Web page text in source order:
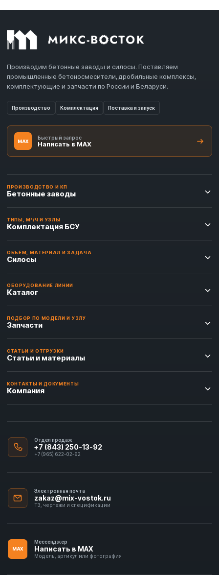
Производим бетонные заводы и силосы. Поставляем
промышленные бетоносмесители, дробильные комплексы,
комплектующие и запчасти по России и Беларуси.
Производство Комплектация Поставка и запуск
MAX
Быстрый запрос
Написать в MAX
ПРОИЗВОДСТВО И КП
Бетонные заводы
ТИПЫ, М³/Ч И УЗЛЫ
Комплектация БСУ
ОБЪЁМ, МАТЕРИАЛ И ЗАДАЧА
Силосы
ОБОРУДОВАНИЕ ЛИНИИ
Каталог
ПОДБОР ПО МОДЕЛИ И УЗЛУ
Запчасти
СТАТЬИ И ОТГРУЗКИ
Статьи и материалы
КОНТАКТЫ И ДОКУМЕНТЫ
Компания
Отдел продаж
+7 (843) 250-13-92
+7 (965) 622-02-92
Электронная почта
zakaz@mix-vostok.ru
ТЗ, чертежи и спецификации
MAX
Мессенджер
Написать в MAX
Модель, артикул или фотография